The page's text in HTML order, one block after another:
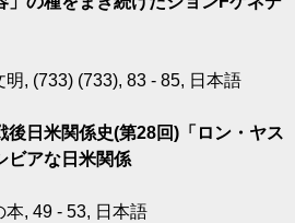
, (733) (733), 83 - 85, 日本語
後日米関係史(第28回)「ロン・ヤス
ビアな日米関係
, 49 - 53, 日本語